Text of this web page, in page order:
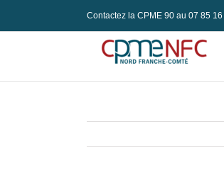
Contactez la CPME 90 au 07 85 16